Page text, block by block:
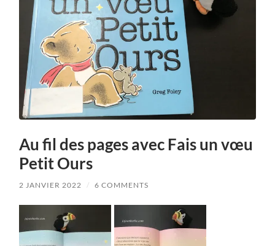
Au fil des pages avec Fais un vœu
Petit Ours
2 JANVIER 2022 / 6 COMMENTS